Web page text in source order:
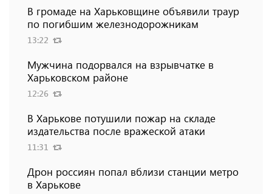
В громаде на Харьковщине объявили траур
по погибшим железнодорожникам
13:22
Мужчина подорвался на взрывчатке в
Харьковском районе
12:26
В Харькове потушили пожар на складе
издательства после вражеской атаки
11:31
Дрон россиян попал вблизи станции метро
в Харькове